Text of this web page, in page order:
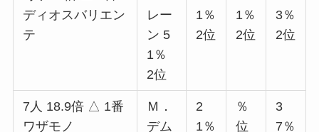
ディオスバリエン
テ
レー
ン 5
1％
2位
1％
2位
1％
2位
3％
2位
7人 18.9倍 △ 1番
ワザモノ
Ｍ．
デム
2
1％
％
位
3
7％